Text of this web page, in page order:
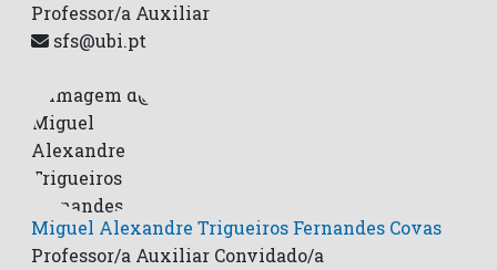
Professor/a Auxiliar
sfs@ubi.pt
Miguel Alexandre Trigueiros Fernandes Covas
Professor/a Auxiliar Convidado/a